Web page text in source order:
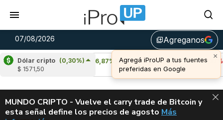
07/08/2026 library_addAgreganos
Dólar cripto (0,30%)
$ 1571,50
Cardano
(6,87%)
u$s 0,20
Avalanche (-4,37%)
u$s 6,42
ALERTA
MUNDO CRIPTO - Vuelve el carry trade de Bitcoin y
esta señal define los precios de agosto VUELVE EL
Más